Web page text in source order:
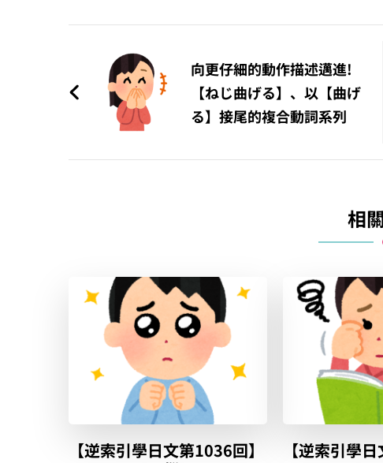
章
導
向更仔細的動作描述邁進!
【ねじ曲げる】、以【曲げ
る】接尾的複合動詞系列
相
【逆索引學日文第1036回】
【逆索引學